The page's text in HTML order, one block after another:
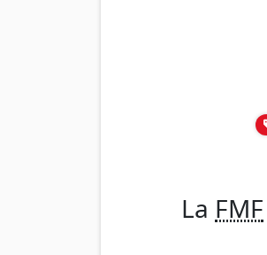
La FMF